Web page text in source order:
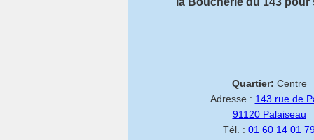
Quartier: Centre
Adresse : 143 rue de
91120 Palaiseau
Tél. : 01 60 14 01